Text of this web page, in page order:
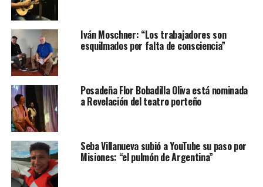
Iván Moschner: “Los trabajadores son
esquilmados por falta de consciencia”
Posadeña Flor Bobadilla Oliva está nominada
a Revelación del teatro porteño
Seba Villanueva subió a YouTube su paso por
Misiones: “el pulmón de Argentina”